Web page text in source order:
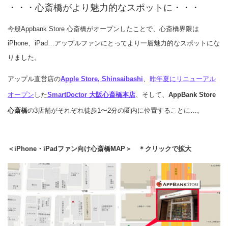
・・・心斎橋がより魅力的なスポットに・・・
今般Appbank Store 心斎橋がオープンしたことで、心斎橋界隈は
iPhone、iPad…アップルファンにとってより一層魅力的なスポットにな
りました。
アップル直営店のApple Store, Shinsaibashi、 昨年夏にリニューアル
オープン したSmartDoctor 大阪心斎橋本店、そして、 AppBank Store
心斎橋の3店舗がそれぞれ徒歩1〜2分の圏内に位置することに…。
＜iPhone・iPadファン向け心斎橋MAP＞ ＊クリックで拡大